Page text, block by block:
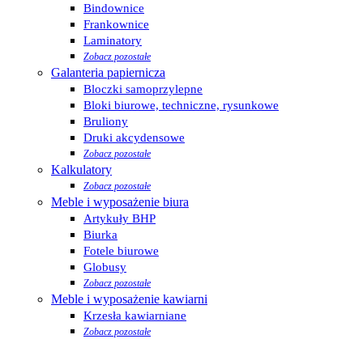
Bindownice
Frankownice
Laminatory
Zobacz pozostałe
Galanteria papiernicza
Bloczki samoprzylepne
Bloki biurowe, techniczne, rysunkowe
Bruliony
Druki akcydensowe
Zobacz pozostałe
Kalkulatory
Zobacz pozostałe
Meble i wyposażenie biura
Artykuły BHP
Biurka
Fotele biurowe
Globusy
Zobacz pozostałe
Meble i wyposażenie kawiarni
Krzesła kawiarniane
Zobacz pozostałe